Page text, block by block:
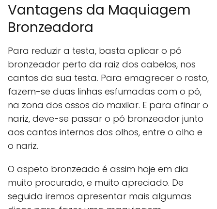
Vantagens da Maquiagem
Bronzeadora
Para reduzir a testa, basta aplicar o pó
bronzeador perto da raiz dos cabelos, nos
cantos da sua testa. Para emagrecer o rosto,
fazem-se duas linhas esfumadas com o pó,
na zona dos ossos do maxilar. E para afinar o
nariz, deve-se passar o pó bronzeador junto
aos cantos internos dos olhos, entre o olho e
o nariz.
O aspeto bronzeado é assim hoje em dia
muito procurado, e muito apreciado. De
seguida iremos apresentar mais algumas